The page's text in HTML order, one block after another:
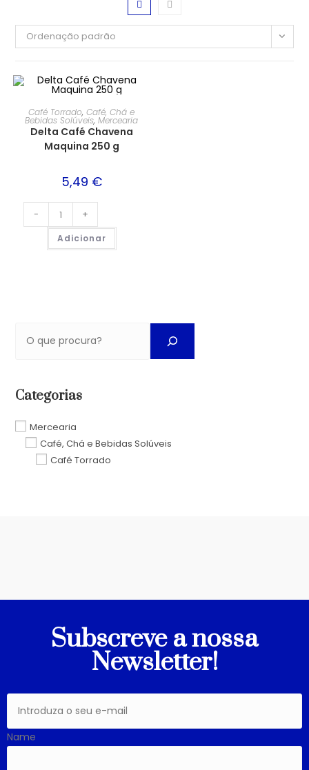
Ordenação padrão
Café Torrado,Café, Chá e
Bebidas Solúveis,Mercearia
Delta Café Chavena
Maquina 250 g
5,49 €
- +
Adicionar
Categorias
Mercearia
Café, Chá e Bebidas Solúveis
Café Torrado
Subscreve a nossa
Newsletter!
Name